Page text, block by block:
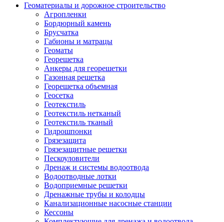
Геоматериалы и дорожное строительство
Агропленки
Бордюрный камень
Брусчатка
Габионы и матрацы
Геоматы
Георешетка
Анкеры для георешетки
Газонная решетка
Георешетка объемная
Геосетка
Геотекстиль
Геотекстиль нетканый
Геотекстиль тканый
Гидрошпонки
Грязезащита
Грязезащитные решетки
Пескоуловители
Дренаж и системы водоотвода
Водоотводные лотки
Водоприемные решетки
Дренажные трубы и колодцы
Канализационные насосные станции
Кессоны